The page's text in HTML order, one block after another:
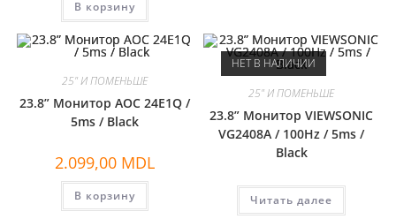
В корзину
25" И ПОМЕНЬШЕ
23.8” Монитор AOC 24E1Q /
5ms / Black
2.099,00 MDL
В корзину
НЕТ В НАЛИЧИИ
25" И ПОМЕНЬШЕ
23.8” Монитор VIEWSONIC
VG2408A / 100Hz / 5ms /
Black
Читать далее